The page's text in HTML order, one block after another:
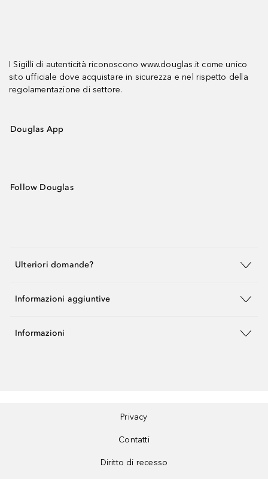
I Sigilli di autenticità riconoscono www.douglas.it come unico
sito ufficiale dove acquistare in sicurezza e nel rispetto della
regolamentazione di settore.
Douglas App
Follow Douglas
Ulteriori domande?
Informazioni aggiuntive
Informazioni
Privacy
Contatti
Diritto di recesso